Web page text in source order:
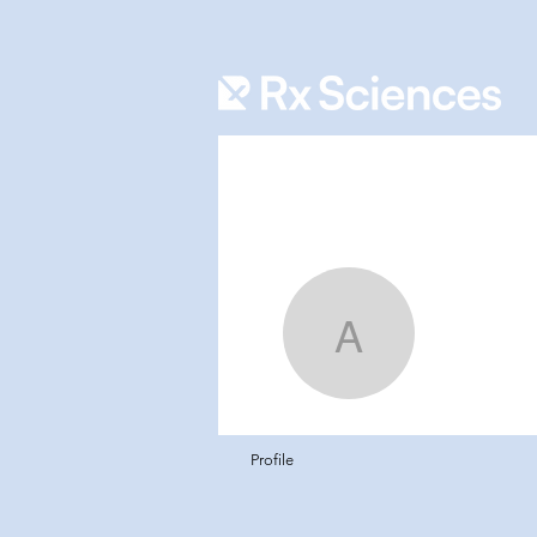
anis801
Profile